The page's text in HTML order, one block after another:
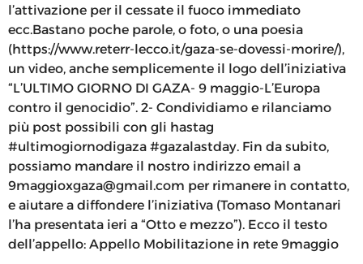
l’attivazione per il cessate il fuoco immediato
ecc.Bastano poche parole, o foto, o una poesia
(https://www.reterr-lecco.it/gaza-se-dovessi-morire/),
un video, anche semplicemente il logo dell’iniziativa
“L’ULTIMO GIORNO DI GAZA- 9 maggio-L’Europa
contro il genocidio”. 2- Condividiamo e rilanciamo
più post possibili con gli hastag
#ultimogiornodigaza #gazalastday. Fin da subito,
possiamo mandare il nostro indirizzo email a
9maggioxgaza@gmail.com per rimanere in contatto,
e aiutare a diffondere l’iniziativa (Tomaso Montanari
l’ha presentata ieri a “Otto e mezzo”). Ecco il testo
dell’appello: Appello Mobilitazione in rete 9maggio